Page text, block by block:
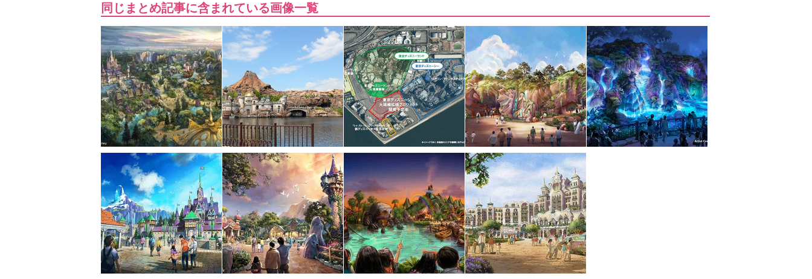
同じまとめ記事に含まれている画像一覧